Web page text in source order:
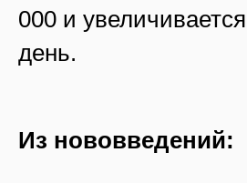
000 и
день.
Из нововведений: